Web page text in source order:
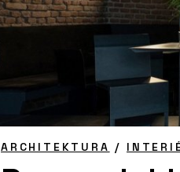
ARCHITEKTURA /